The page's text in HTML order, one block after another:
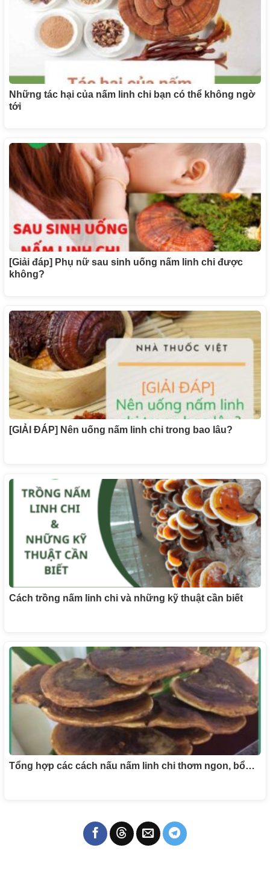
Những tác hại của nấm linh chi bạn có thể không ngờ
tới
[Giải đáp] Phụ nữ sau sinh uống nấm linh chi được
không?
[GIẢI ĐÁP] Nên uống nấm linh chi trong bao lâu?
Cách trồng nấm linh chi và những kỹ thuật cần biết
Tổng hợp các cách nấu nấm linh chi thơm ngon, bổ…